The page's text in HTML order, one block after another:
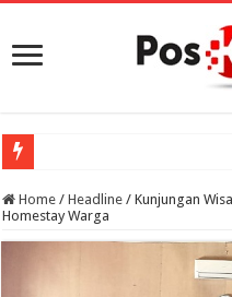
Home / Headline / Kunjungan
Homestay Warga